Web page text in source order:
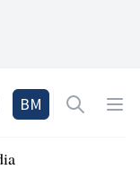
BM Open